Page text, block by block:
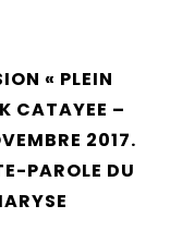
« PLEIN
CATAYEE –
2017.
PAROLE DU